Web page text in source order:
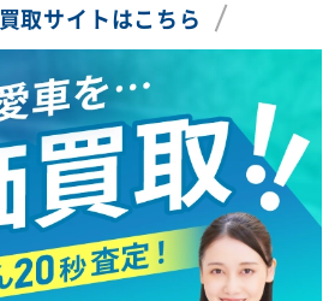
買取サイトはこちら